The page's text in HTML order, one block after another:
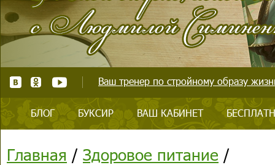
Ваш тренер по стройному образу
БЛОГ БУКСИР ВАШ КАБИНЕТ
Главная / Здоровое питание /